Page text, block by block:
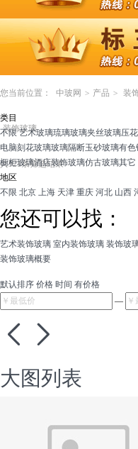
您当前位置： 中玻网 > 产品 > 装
装饰玻璃
共921条筛选结果
类目
不限 艺术玻璃琉璃玻璃夹丝玻璃压
电脑刻花玻璃玻璃隔断玉砂玻璃有色
橱柜玻璃酒店装饰玻璃仿古玻璃其它
地区
不限 北京 上海 天津 重庆 河北 山西
您还可以找：
艺术装饰玻璃 室内装饰玻璃 装饰玻
装饰玻璃概要
默认排序 价格 时间 有价格
—
 
大图列表